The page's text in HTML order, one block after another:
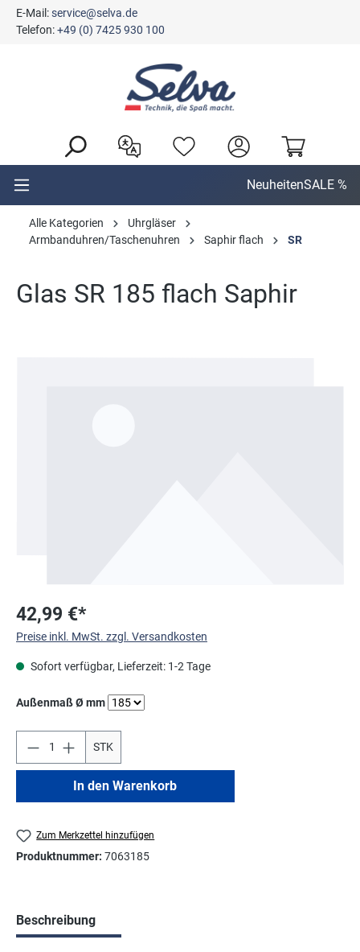
springen
E-Mail:service@selva.de
Telefon:+49 (0) 7425 930 100
NeuheitenSALE %
Alle Kategorien
Uhrgläser
Armbanduhren/Taschenuhren
Saphir flach SR
Glas SR 185 flach Saphir
42,99 €*
Preise inkl. MwSt. zzgl. Versandkosten
Sofort verfügbar, Lieferzeit: 1-2 Tage
Außenmaß Ø mmauswählen
STK
In den Warenkorb
Zum Merkzettel hinzufügen
Produktnummer: 7063185
Beschreibung